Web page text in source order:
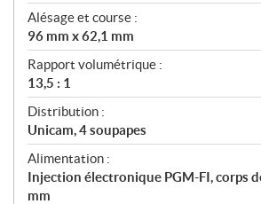
Alésage et course :
96 mm x 62,1 mm
Rapport volumétrique :
13,5 : 1
Distribution :
Unicam, 4 soupapes
Alimentation :
Injection électronique PGM-FI, corps
mm